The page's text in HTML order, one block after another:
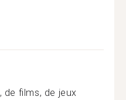
de films, de jeux